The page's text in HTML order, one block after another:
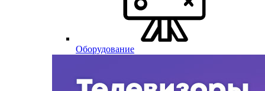
Оборудование